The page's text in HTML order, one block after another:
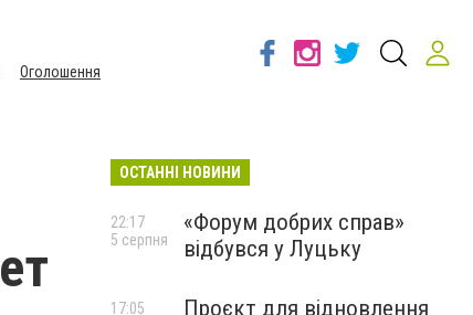
Оголошення
ОСТАННІ НОВИНИ
«Форум добрих справ»
відбувся у Луцьку
22:17
5 серпня
Проєкт для відновлення
17:05